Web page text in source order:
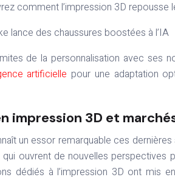
comment l’impression 3D repousse
lance des chaussures boostées à l’IA
de la personnalisation avec ses
artificielle pour une adaptation
impression 3D et
un essor remarquable ces
ouvrent de nouvelles perspectives
dédiés à l’impression 3D ont mis